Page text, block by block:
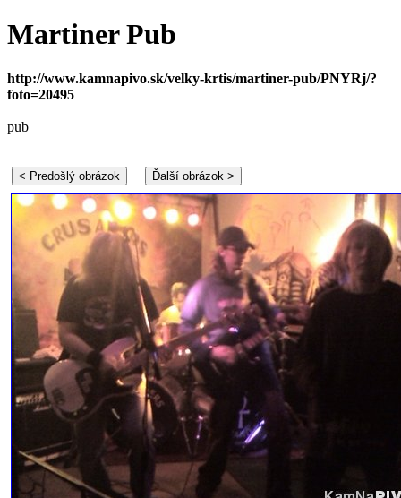
Martiner Pub
http://www.kamnapivo.sk/velky-krtis/martiner-pub/PNYRj/?
foto=20495
pub